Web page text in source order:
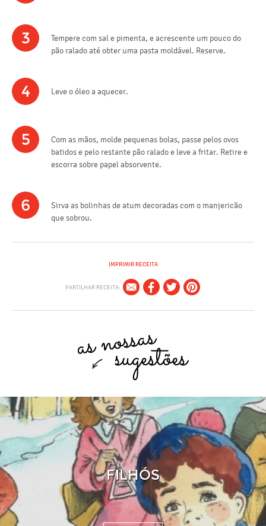
3
Tempere com sal e pimenta, e acrescente um pouco do
pão ralado até obter uma pasta moldável. Reserve.
4 Leve o óleo a aquecer.
5
Com as mãos, molde pequenas bolas, passe pelos ovos
batidos e pelo restante pão ralado e leve a fritar. Retire e
escorra sobre papel absorvente.
6
Sirva as bolinhas de atum decoradas com o manjericão
que sobrou.
IMPRIMIR RECEITA
PARTILHAR RECEITA:
FILHÓS